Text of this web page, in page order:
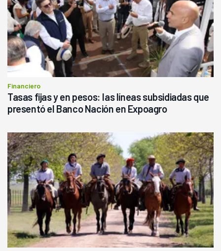
Financiero
Tasas fijas y en pesos: las líneas subsidiadas que
presentó el Banco Nación en Expoagro